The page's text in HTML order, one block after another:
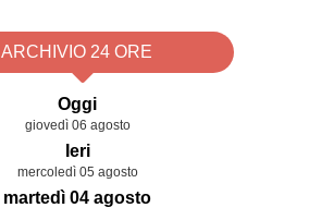
ARCHIVIO 24 ORE
Oggi
giovedì 06 agosto
Ieri
mercoledì 05 agosto
martedì 04 agosto